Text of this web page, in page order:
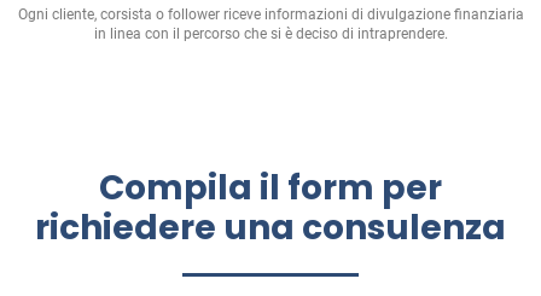
Ogni cliente, corsista o follower riceve informazioni di divulgazione finanziaria
in linea con il percorso che si è deciso di intraprendere.
Compila il form per
richiedere una consulenza